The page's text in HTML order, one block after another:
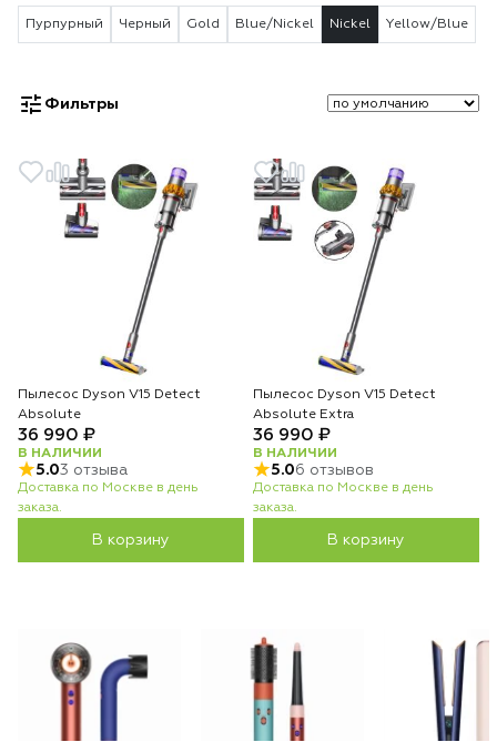
Пурпурный Черный Gold Blue/Nickel Nickel Yellow/Blue
Фильтры
Пылесос Dyson V15 Detect
Absolute
36 990 ₽
В НАЛИЧИИ
5.03 отзыва
Доставка по Москве в день
заказа.
В корзину
Пылесос Dyson V15 Detect
Absolute Extra
36 990 ₽
В НАЛИЧИИ
5.06 отзывов
Доставка по Москве в день
заказа.
В корзину